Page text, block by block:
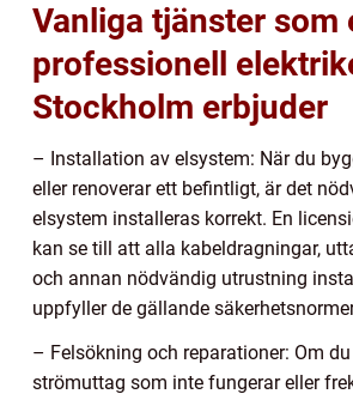
Vanliga tjänster som
professionell
Stockholm erbjuder
– Installation av elsystem: När du
eller renoverar ett befintligt, är det
elsystem installeras korrekt. En
kan se till att alla kabeldragningar,
och annan nödvändig utrustning
uppfyller de gällande
– Felsökning och reparationer: Om
strömuttag som inte fungerar eller